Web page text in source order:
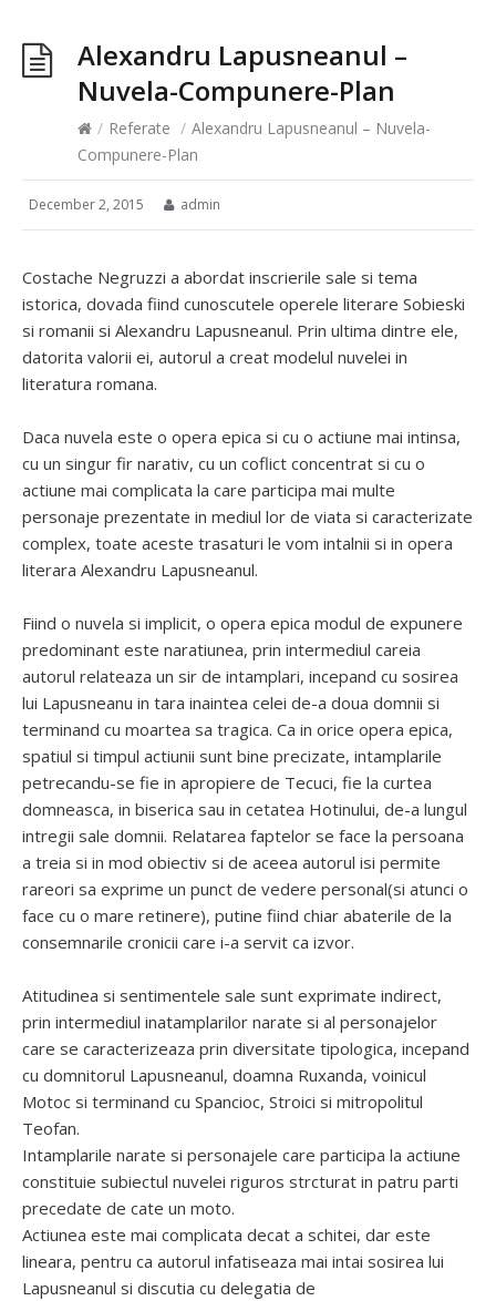
Alexandru Lapusneanul –
Nuvela-Compunere-Plan
/ Referate / Alexandru Lapusneanul – Nuvela-
Compunere-Plan
December 2, 2015 admin
Costache Negruzzi a abordat inscrierile sale si tema
istorica, dovada fiind cunoscutele operele literare Sobieski
si romanii si Alexandru Lapusneanul. Prin ultima dintre ele,
datorita valorii ei, autorul a creat modelul nuvelei in
literatura romana.
Daca nuvela este o opera epica si cu o actiune mai intinsa,
cu un singur fir narativ, cu un coflict concentrat si cu o
actiune mai complicata la care participa mai multe
personaje prezentate in mediul lor de viata si caracterizate
complex, toate aceste trasaturi le vom intalnii si in opera
literara Alexandru Lapusneanul.
Fiind o nuvela si implicit, o opera epica modul de expunere
predominant este naratiunea, prin intermediul careia
autorul relateaza un sir de intamplari, incepand cu sosirea
lui Lapusneanu in tara inaintea celei de-a doua domnii si
terminand cu moartea sa tragica. Ca in orice opera epica,
spatiul si timpul actiunii sunt bine precizate, intamplarile
petrecandu-se fie in apropiere de Tecuci, fie la curtea
domneasca, in biserica sau in cetatea Hotinului, de-a lungul
intregii sale domnii. Relatarea faptelor se face la persoana
a treia si in mod obiectiv si de aceea autorul isi permite
rareori sa exprime un punct de vedere personal(si atunci o
face cu o mare retinere), putine fiind chiar abaterile de la
consemnarile cronicii care i-a servit ca izvor.
Atitudinea si sentimentele sale sunt exprimate indirect,
prin intermediul inatamplarilor narate si al personajelor
care se caracterizeaza prin diversitate tipologica, incepand
cu domnitorul Lapusneanul, doamna Ruxanda, voinicul
Motoc si terminand cu Spancioc, Stroici si mitropolitul
Teofan.
Intamplarile narate si personajele care participa la actiune
constituie subiectul nuvelei riguros strcturat in patru parti
precedate de cate un moto.
Actiunea este mai complicata decat a schitei, dar este
lineara, pentru ca autorul infatiseaza mai intai sosirea lui
Lapusneanul si discutia cu delegatia de